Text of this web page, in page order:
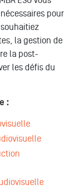
pour
la gestion de
la post-
les défis du
: